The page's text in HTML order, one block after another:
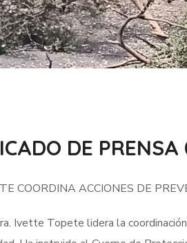
DE
COORDINA ACCIONES DE
Ivette Topete lidera la